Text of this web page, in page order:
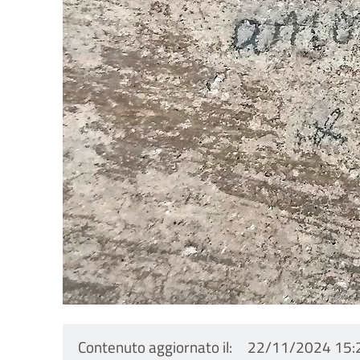
Contenuto aggiornato il 22/11/2024